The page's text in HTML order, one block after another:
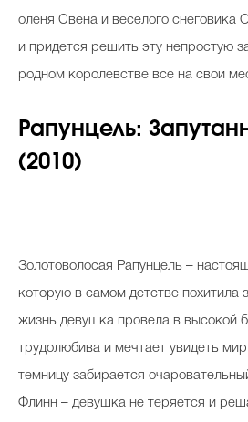
оленя Свена и веселого снеговика
и придется решить эту непростую
родном королевстве все на свои
Рапунцель:
(2010)
Золотоволосая Рапунцель –
которую в самом детстве похитила
жизнь девушка провела в высокой
трудолюбива и мечтает увидеть
темницу забирается
Флинн – девушка не теряется и